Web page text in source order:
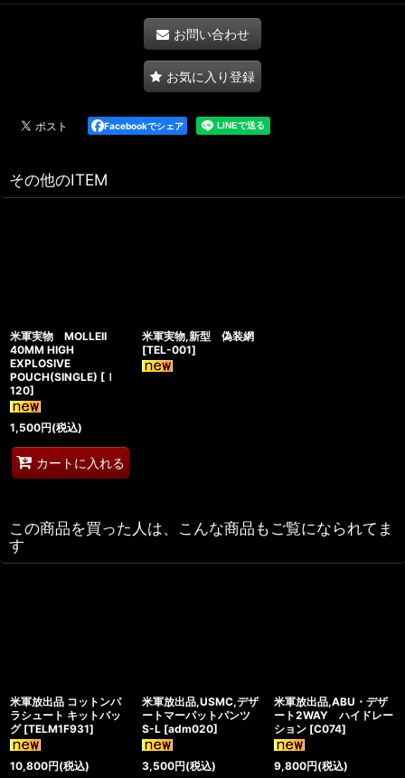
お問い合わせ
お気に入り登録
Facebookでシェア
その他のITEM
米軍実物 MOLLEII
40MM HIGH
EXPLOSIVE
POUCH(SINGLE) [ ｌ
120]
1,500円(税込)
カートに入れる
米軍実物,新型 偽装網
[TEL-001]
この商品を買った人は、こんな商品もご覧になられてま
す
米軍放出品 コットンパ
ラシュート キットバッ
グ [TELM1F931]
10,800円(税込)
米軍放出品,USMC,デザ
ートマーパットパンツ
S-L [adm020]
3,500円(税込)
米軍放出品,ABU・デザ
ート2WAY ハイドレー
ション [C074]
9,800円(税込)